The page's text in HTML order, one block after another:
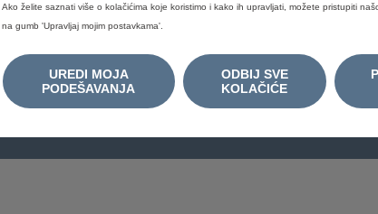
Ako želite saznati više o kolačićima koje koristimo i kako ih upravljati, možete pristupiti
na gumb 'Upravljaj mojim postavkama'.
UREDI MOJA
PODEŠAVANJA
ODBIJ SVE
KOLAČIĆE